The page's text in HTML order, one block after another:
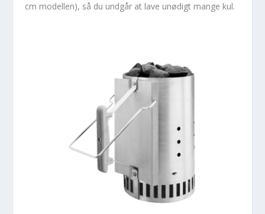
cm modellen), så du undgår at lave unødigt mange kul.